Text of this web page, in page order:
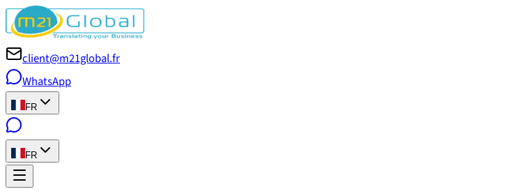
client@m21global.fr
WhatsApp
FR
FR